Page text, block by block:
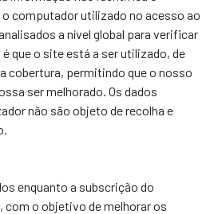
computador utilizado no acesso ao
a nível global para verificar
que o site está a ser utilizado, de
cobertura, permitindo que o nosso
ser melhorado. Os dados
não são objeto de recolha e
enquanto a subscrição do
o objetivo de melhorar os